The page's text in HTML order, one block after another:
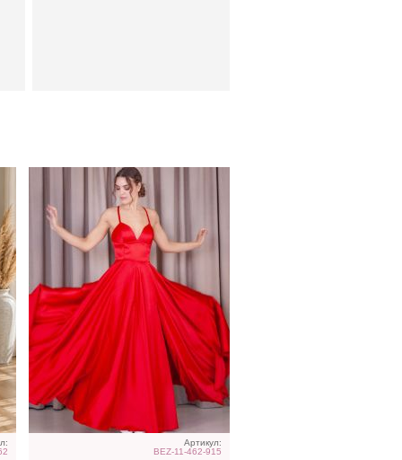
Артикул:
BEZ-11-462-915
Вечернее черное платье в